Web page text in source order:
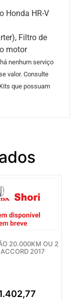
Honda HR-V
Filtro de
motor
nenhum serviço
valor. Consulte
que possuam
20.000KM OU 2
2017